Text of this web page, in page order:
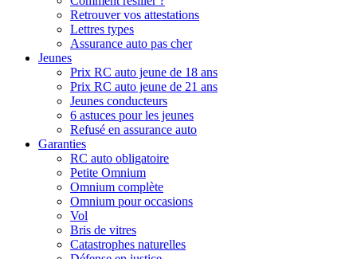
Retrouver vos attestations
Lettres types
Assurance auto pas cher
Jeunes
Prix RC auto jeune de 18 ans
Prix RC auto jeune de 21 ans
Jeunes conducteurs
6 astuces pour les jeunes
Refusé en assurance auto
Garanties
RC auto obligatoire
Petite Omnium
Omnium complète
Omnium pour occasions
Vol
Bris de vitres
Catastrophes naturelles